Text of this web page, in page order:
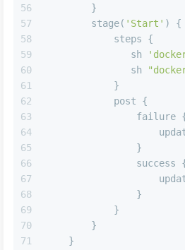
56
57
58
59
60
61
62
63
64
65
66
67
68
69
70
71
        }
        stage(
'Start' ) {
            steps {
               sh
               sh
            }
            post {
failure
                }
success
                }
            }
        }
    }